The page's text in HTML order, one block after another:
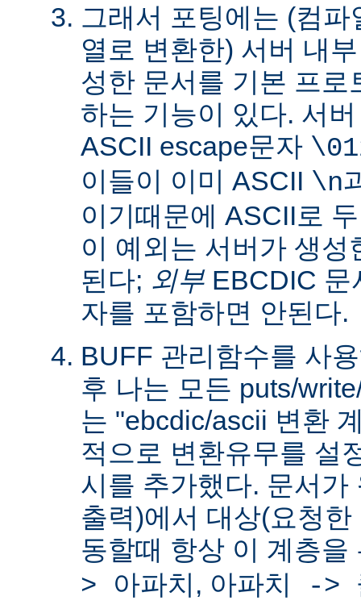
그래서 포팅에는 (컴
열로 변환한) 서버 내
성한 문서를 기본 프로
하는 기능이 있다. 서
ASCII escape문자
이들이 이미 ASCII \n
이기때문에 ASCII로
이 예외는 서버가 생
된다; 외부EBCDIC 문
자를 포함하면 안된다.
BUFF 관리함수를 사
후 나는 모든 puts/
는 "ebcdic/ascii 변환
적으로 변환유무를 설
시를 추가했다. 문서가
출력)에서 대상(요청
동할때 항상 이 계층
> 아파치 , 아파치 ->